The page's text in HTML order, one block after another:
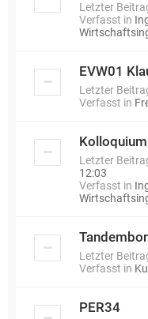
Letzter
Verfasst in
EVW01
Letzter
Verfasst in
Letzter
12:03
Verfasst in
Letzter
Verfasst in
PER34